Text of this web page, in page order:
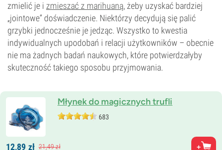
zmielić je i zmieszać z marihuaną, żeby uzyskać bardziej
„jointowe” doświadczenie. Niektórzy decydują się palić
grzybki jednocześnie je jedząc. Wszystko to kwestia
indywidualnych upodobań i relacji użytkowników – obecnie
nie ma żadnych badań naukowych, które potwierdzałyby
skuteczność takiego sposobu przyjmowania.
Młynek do magicznych trufli
683
12,89 zł 21,49zł